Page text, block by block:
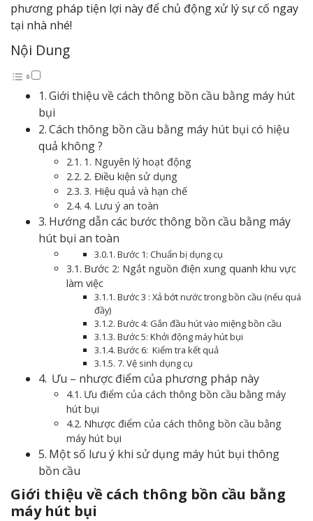
phương pháp tiện lợi này để chủ động xử lý sự cố ngay
tại nhà nhé!
Nội Dung
Giới thiệu về cách thông bồn cầu bằng máy hút
bụi
Cách thông bồn cầu bằng máy hút bụi có hiệu
quả không ?
1. Nguyên lý hoạt động
2. Điều kiện sử dụng
3. Hiệu quả và hạn chế
4. Lưu ý an toàn
Hướng dẫn các bước thông bồn cầu bằng máy
hút bụi an toàn
Bước 1: Chuẩn bị dụng cụ
Bước 2: Ngắt nguồn điện xung quanh khu vực
làm việc
Bước 3 : Xả bớt nước trong bồn cầu (nếu quá
đầy)
Bước 4: Gắn đầu hút vào miệng bồn cầu
Bước 5: Khởi động máy hút bụi
Bước 6: Kiểm tra kết quả
7. Vệ sinh dụng cụ
Ưu – nhược điểm của phương pháp này
Ưu điểm của cách thông bồn cầu bằng máy
hút bụi
Nhược điểm của cách thông bồn cầu bằng
máy hút bụi
Một số lưu ý khi sử dụng máy hút bụi thông
bồn cầu
Giới thiệu về cách thông bồn cầu bằng
máy hút bụi